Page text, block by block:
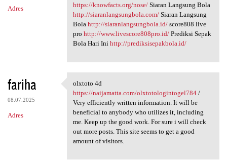
Adres
https://knowfacts.org/nose/Siaran Langsung Bola
http://siaranlangsungbola.com/Siaran Langsung
Bola http://siaranlangsungbola.id/score808 live
pro http://www.livescore808pro.id/Prediksi Sepak
Bola Hari Ini http://prediksisepakbola.id/
fariha
08.07.2025
Adres
olxtoto 4d https://naijamatta
olxtoto 4d
https://naijamatta.com/olxtotologintogel784/
Very efficiently written information. It will be
beneficial to anybody who utilizes it, including
me. Keep up the good work. For sure i will check
out more posts. This site seems to get a good
amount of visitors.